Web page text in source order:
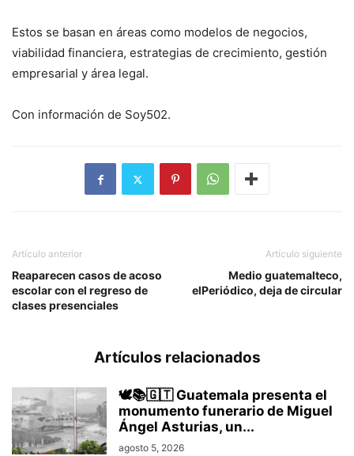
Estos se basan en áreas como modelos de negocios,
viabilidad financiera, estrategias de crecimiento, gestión
empresarial y área legal.
Con información de Soy502.
Artículo anterior
Reaparecen casos de acoso
escolar con el regreso de
clases presenciales
Artículo siguiente
Medio guatemalteco,
elPeriódico, deja de circular
Artículos relacionados
🕊️📚🇬🇹 Guatemala presenta el
monumento funerario de Miguel
Ángel Asturias, un...
agosto 5, 2026